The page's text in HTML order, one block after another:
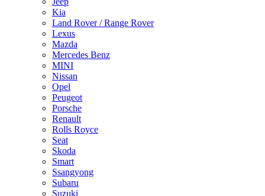
Kia
Land Rover / Range Rover
Lexus
Mazda
Mercedes Benz
MINI
Nissan
Opel
Peugeot
Porsche
Renault
Rolls Royce
Seat
Skoda
Smart
Ssangyong
Subaru
Suzuki